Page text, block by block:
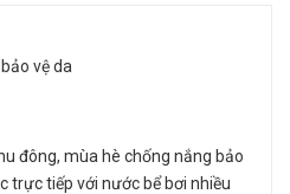
vệ da
đông, mùa hè chống nắng bảo
trực tiếp với nước bể bơi nhiều